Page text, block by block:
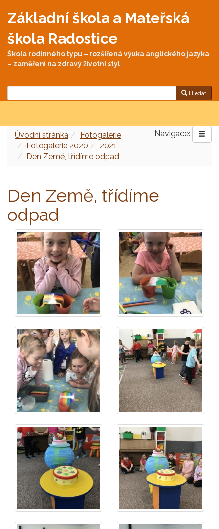
Základní škola a Mateřská
škola Radostice
Škola rodinného typu – rozšířená výuka anglického jazyka
– zaměření na zdravý životní styl
Hledat
Navigace:
Úvodní stránka
Fotogalerie
Fotogalerie 2020
2021
Den Země, třídíme odpad
Den Země, třídíme
odpad